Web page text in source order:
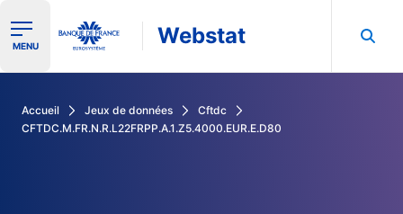
Ouvrir le menu de navigation
MENU Webstat
Accueil Jeux de données
Cftdc
CFTDC.M.FR.N.R.L22FRPP.A.1.Z5.4000.EUR.E.D80